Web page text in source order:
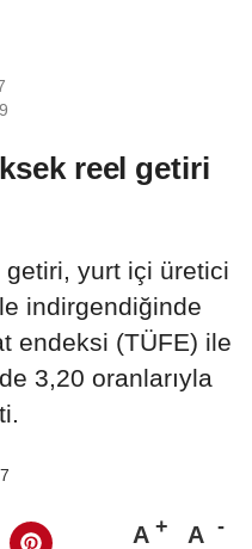
reel getiri
yurt içi üretici
indirgendiğinde
endeksi (TÜFE) ile
3,20 oranlarıyla
A A